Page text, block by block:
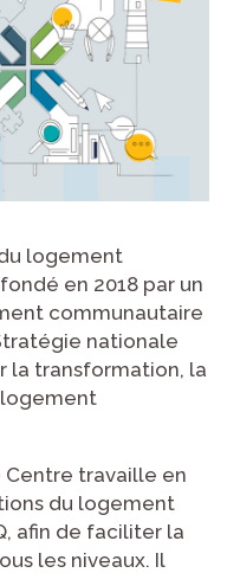
logement
en 2018 par un
communautaire
nationale
la transformation, la
travaille en
du logement
afin de faciliter la
les niveaux. Il